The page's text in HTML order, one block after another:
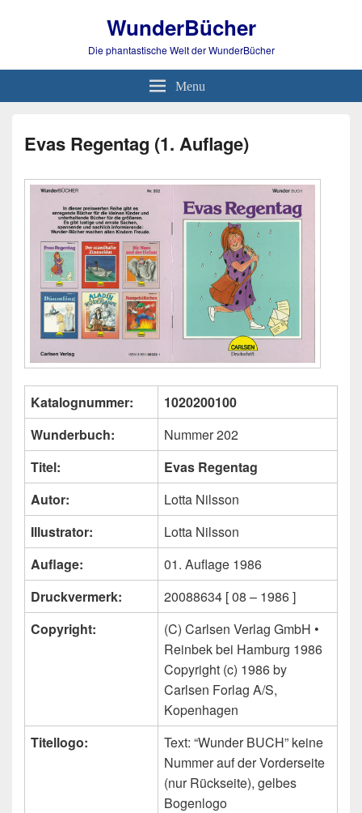
WunderBücher
Die phantastische Welt der WunderBücher
Menu
Evas Regentag (1. Auflage)
Katalognummer:
1020200100
Wunderbuch:
Nummer 202
Titel:
Evas Regentag
Autor:
Lotta Nilsson
Illustrator:
Lotta Nilsson
Auflage:
01. Auflage 1986
Druckvermerk:
20088634 [ 08 – 1986 ]
Copyright:
(C) Carlsen Verlag GmbH •
Reinbek bei Hamburg 1986
Copyright (c) 1986 by
Carlsen Forlag A/S,
Kopenhagen
Titellogo:
Text: “Wunder BUCH” keine
Nummer auf der Vorderseite
(nur Rückseite), gelbes
Bogenlogo